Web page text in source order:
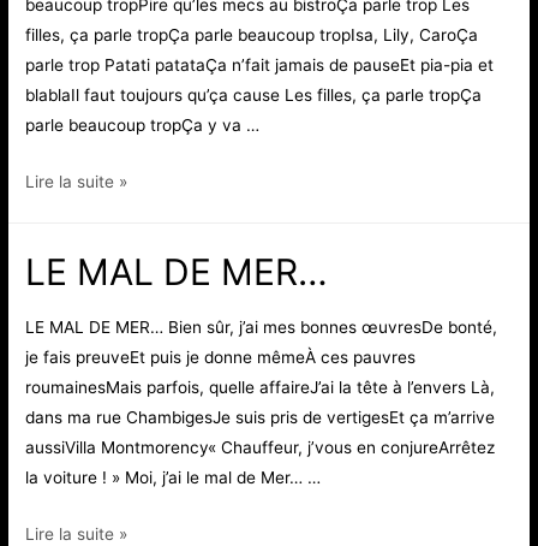
beaucoup tropPire qu’les mecs au bistroÇa parle trop Les
filles, ça parle tropÇa parle beaucoup tropIsa, Lily, CaroÇa
parle trop Patati patataÇa n’fait jamais de pauseEt pia-pia et
blablaIl faut toujours qu’ça cause Les filles, ça parle tropÇa
parle beaucoup tropÇa y va …
LES
PARLE
!
Lire la suite »
LE MAL DE MER…
LE MAL DE MER… Bien sûr, j’ai mes bonnes œuvresDe bonté,
je fais preuveEt puis je donne mêmeÀ ces pauvres
roumainesMais parfois, quelle affaireJ’ai la tête à l’envers Là,
dans ma rue ChambigesJe suis pris de vertigesEt ça m’arrive
aussiVilla Montmorency« Chauffeur, j’vous en conjureArrêtez
la voiture ! » Moi, j’ai le mal de Mer… …
LE
Lire la suite »